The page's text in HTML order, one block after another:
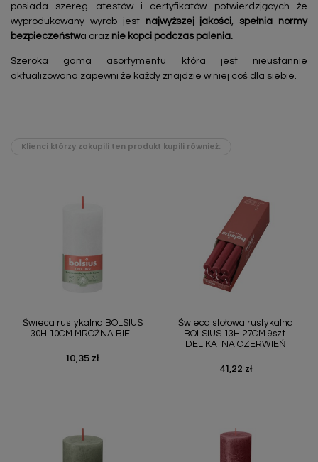
posiada szereg atestów i certyfikatów potwierdzjących że
wyprodukowany wyrób jest
najwyższej jakości ,spełnia normy
bezpieczeństwa oraz nie kopci podczas palenia.
Szeroka gama asortymentu która jest nieustannie
aktualizowana zapewni że każdy znajdzie w niej coś dla siebie.
Klienci którzy zakupili ten produkt kupili również:
Świeca rustykalna BOLSIUS
30H 10CM MROŹNA BIEL
Cena
10,35 zł
Świeca stołowa rustykalna
BOLSIUS 13H 27CM 9szt.
DELIKATNA CZERWIEŃ
Cena
41,22 zł